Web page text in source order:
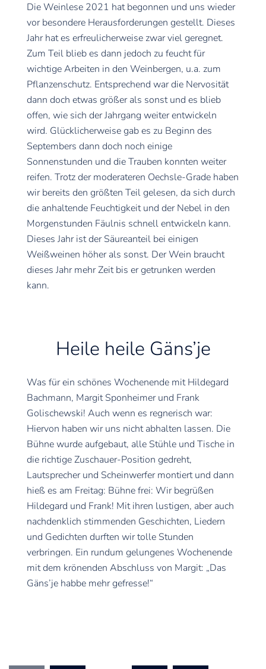
Die Weinlese 2021 hat begonnen und uns wieder
vor besondere Herausforderungen gestellt. Dieses
Jahr hat es erfreulicherweise zwar viel geregnet.
Zum Teil blieb es dann jedoch zu feucht für
wichtige Arbeiten in den Weinbergen, u.a. zum
Pflanzenschutz. Entsprechend war die Nervosität
dann doch etwas größer als sonst und es blieb
offen, wie sich der Jahrgang weiter entwickeln
wird. Glücklicherweise gab es zu Beginn des
Septembers dann doch noch einige
Sonnenstunden und die Trauben konnten weiter
reifen. Trotz der moderateren Oechsle-Grade haben
wir bereits den größten Teil gelesen, da sich durch
die anhaltende Feuchtigkeit und der Nebel in den
Morgenstunden Fäulnis schnell entwickeln kann.
Dieses Jahr ist der Säureanteil bei einigen
Weißweinen höher als sonst. Der Wein braucht
dieses Jahr mehr Zeit bis er getrunken werden
kann.
Heile heile Gäns’je
Was für ein schönes Wochenende mit Hildegard
Bachmann, Margit Sponheimer und Frank
Golischewski! Auch wenn es regnerisch war:
Hiervon haben wir uns nicht abhalten lassen. Die
Bühne wurde aufgebaut, alle Stühle und Tische in
die richtige Zuschauer-Position gedreht,
Lautsprecher und Scheinwerfer montiert und dann
hieß es am Freitag: Bühne frei: Wir begrüßen
Hildegard und Frank! Mit ihren lustigen, aber auch
nachdenklich stimmenden Geschichten, Liedern
und Gedichten durften wir tolle Stunden
verbringen. Ein rundum gelungenes Wochenende
mit dem krönenden Abschluss von Margit: „Das
Gäns’je habbe mehr gefresse!“